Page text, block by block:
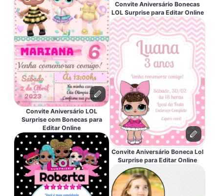
Convite Aniversário LOL
Surprise com Bonecas para
Editar Online
Convite Aniversário Bonecas
LOL Surprise para Editar Online
Convite Aniversário Boneca Lol
Surprise para Editar Online